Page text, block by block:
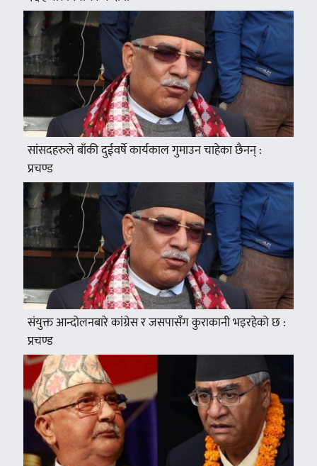
सांसदहरुले बाँकी दुईवर्षे कार्यकाल गुमाउन चाहेका छैनन् :
प्रचण्ड
संयुक्त आन्दोलनबारे कांग्रेस र जसपासँग कुराकानी भइरहेको छ :
प्रचण्ड